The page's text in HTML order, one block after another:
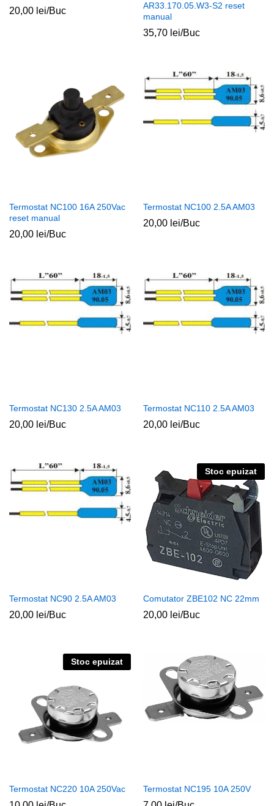
20,00 lei/Buc
AR33.170.05.W3-S2 reset
manual
35,70 lei/Buc
Termostat NC100 16A 250Vac
reset manual
20,00 lei/Buc
Termostat NC100 2.5A AM03
20,00 lei/Buc
Termostat NC130 2.5A AM03
20,00 lei/Buc
Termostat NC110 2.5A AM03
20,00 lei/Buc
Termostat NC90 2.5A AM03
20,00 lei/Buc
Stoc epuizat
Comutator ZBE102 NC 22mm
20,00 lei/Buc
Stoc epuizat
Termostat NC220 10A 250Vac Termostat NC195 10A 250V